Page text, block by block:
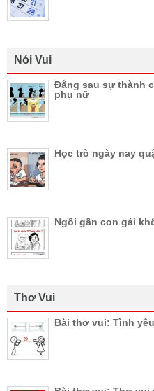
Nói Vui
Đằng sau sự thành
phụ nữ
Học trò ngày nay
Ngồi gần con gái
Thơ Vui
Bài thơ vui: Tình